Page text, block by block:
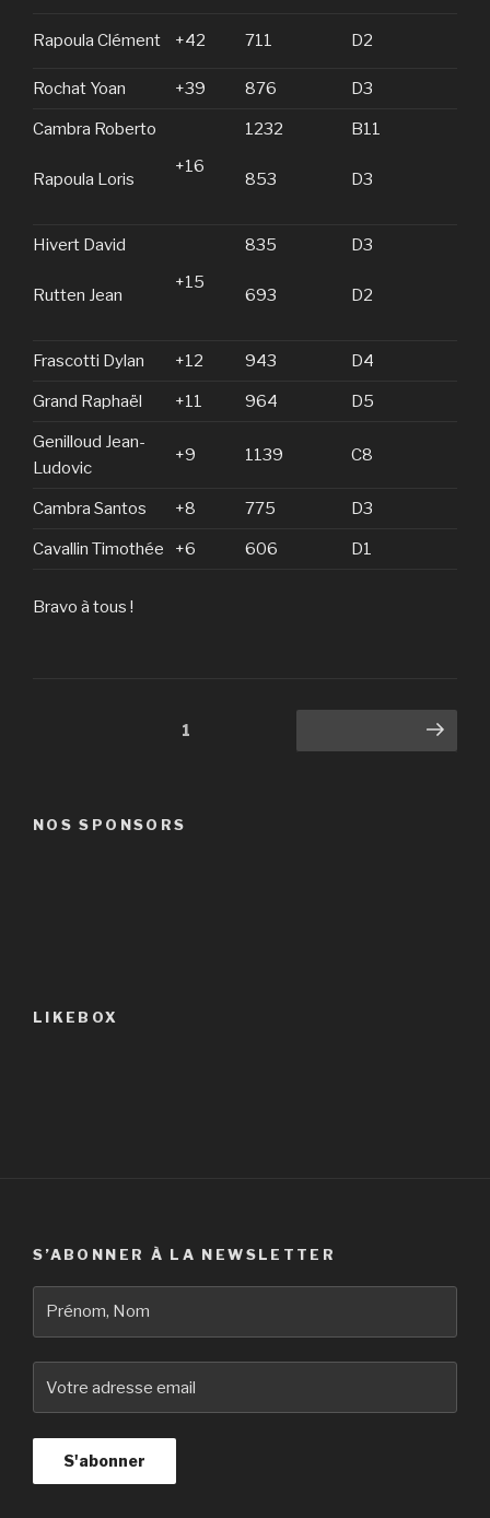
Rapoula Clément +42 711 D2
Rochat Yoan +39 876 D3
Cambra Roberto
Rapoula Loris
+16
1232
853
B11
D3
Hivert David
Rutten Jean
+15
835
693
D3
D2
Frascotti Dylan +12 943 D4
Grand Raphaël +11 964 D5
Genilloud Jean-
Ludovic
+9 1139 C8
Cambra Santos +8 775 D3
Cavallin Timothée +6 606 D1
Bravo à tous !
1 Page suivante
NOS SPONSORS
LIKEBOX
S’ABONNER À LA NEWSLETTER